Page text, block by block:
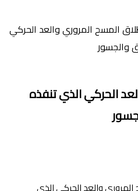
المسح المروري والعد الحركي
والجسور
الحركي الذي تنفذه